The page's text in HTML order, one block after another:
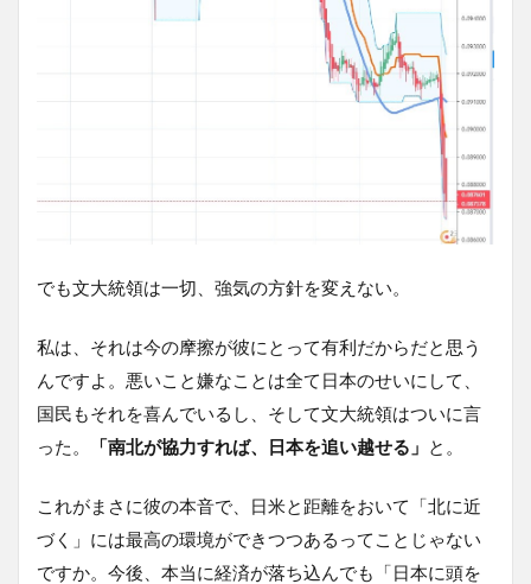
でも文大統領は一切、強気の方針を変えない。
私は、それは今の摩擦が彼にとって有利だからだと思う
んですよ。悪いこと嫌なことは全て日本のせいにして、
国民もそれを喜んでいるし、そして文大統領はついに言
った。
「南北が協力すれば、日本を追い越せる」 と。
これがまさに彼の本音で、日米と距離をおいて「北に近
づく」には最高の環境ができつつあるってことじゃない
ですか。今後、本当に経済が落ち込んでも「日本に頭を